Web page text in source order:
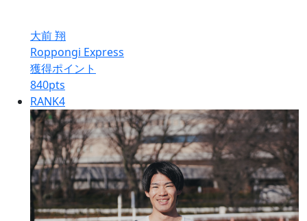
大前 翔
Roppongi Express
獲得ポイント
840pts
RANK4